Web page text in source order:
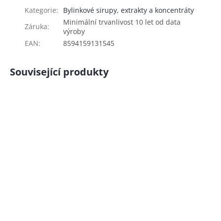
Kategorie:
Bylinkové sirupy, extrakty a koncentráty
Záruka:
Minimální trvanlivost 10 let od data
výroby
EAN: 8594159131545
Související produkty